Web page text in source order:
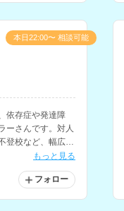
依存症や発達障
ーさんです。対人
登校など、幅広い
もっと見る
フォロー
本日22:00〜 相談可能